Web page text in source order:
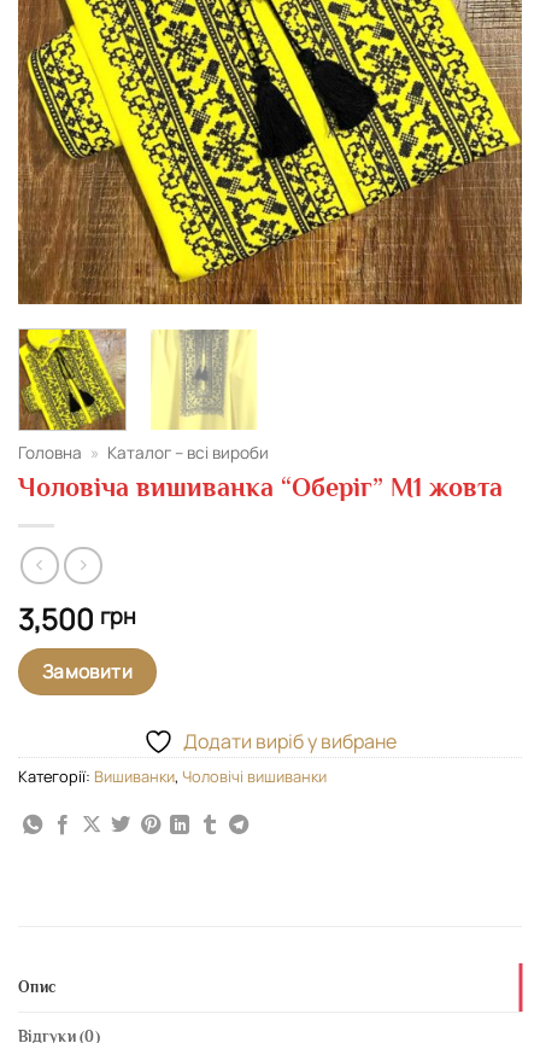
Головна » Каталог – всі вироби
Чоловіча вишиванка “Оберіг” М1 жовта
3,500 грн
Замовити
Додати виріб у вибране
Категорії: Вишиванки, Чоловічі вишиванки
Опис
Відгуки (0)